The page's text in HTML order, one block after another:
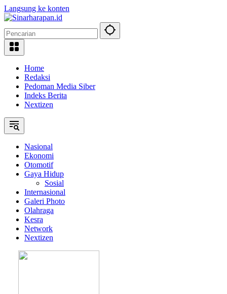
Langsung ke konten
Home
Redaksi
Pedoman Media Siber
Indeks Berita
Nextizen
Nasional
Ekonomi
Otomotif
Gaya Hidup
Sosial
Internasional
Galeri Photo
Olahraga
Kesra
Network
Nextizen